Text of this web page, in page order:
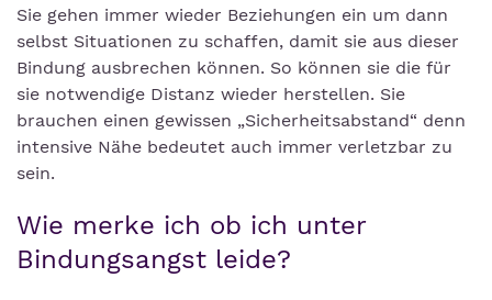
Sie gehen immer wieder Beziehungen ein um dann
selbst Situationen zu schaffen, damit sie aus dieser
Bindung ausbrechen können. So können sie die für
sie notwendige Distanz wieder herstellen. Sie
brauchen einen gewissen „Sicherheitsabstand“ denn
intensive Nähe bedeutet auch immer verletzbar zu
sein.
Wie merke ich ob ich unter
Bindungsangst leide?